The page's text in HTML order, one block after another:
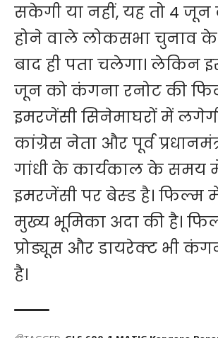
सकेगी या नहीं, यह तो 4 जून
होने वाले लोकसभा चुनाव
बाद ही पता चलेगा। लेकिन
जून को कंगना रनोट की
इमरजेंसी सिनेमाघरों में
कांग्रेस नेता और पूर्व
गांधी के कार्यकाल के समय
इमरजेंसी पर बेस्ड है।
मुख्य भूमिका अदा की है।
प्रोड्यूस और डायरेक्ट भी
है।